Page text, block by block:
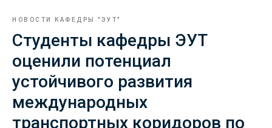
НОВОСТИ КАФЕДРЫ "ЭУТ"
Студенты кафедры ЭУТ
оценили потенциал
устойчивого развития
международных
транспортных коридоров по